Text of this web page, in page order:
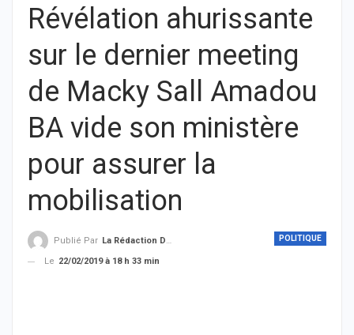
Révélation ahurissante
sur le dernier meeting
de Macky Sall Amadou
BA vide son ministère
pour assurer la
mobilisation
POLITIQUE
Publié Par La Rédaction De THIEYSENEGAL.com
Le 22/02/2019 à 18 h 33 min